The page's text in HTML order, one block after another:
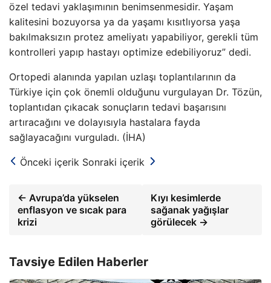
özel tedavi yaklaşımının benimsenmesidir. Yaşam
kalitesini bozuyorsa ya da yaşamı kısıtlıyorsa yaşa
bakılmaksızın protez ameliyatı yapabiliyor, gerekli tüm
kontrolleri yapıp hastayı optimize edebiliyoruz” dedi.
Ortopedi alanında yapılan uzlaşı toplantılarının da
Türkiye için çok önemli olduğunu vurgulayan Dr. Tözün,
toplantıdan çıkacak sonuçların tedavi başarısını
artıracağını ve dolayısıyla hastalara fayda
sağlayacağını vurguladı. (İHA)
Önceki içerik Sonraki içerik
← Avrupa’da yükselen
enflasyon ve sıcak para
krizi
Kıyı kesimlerde
sağanak yağışlar
görülecek →
Tavsiye Edilen Haberler